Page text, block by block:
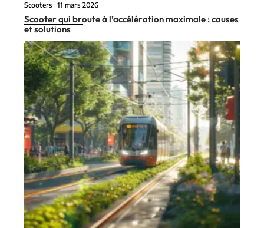
Scooters 11 mars 2026
Scooter qui broute à l’accélération maximale : causes
et solutions